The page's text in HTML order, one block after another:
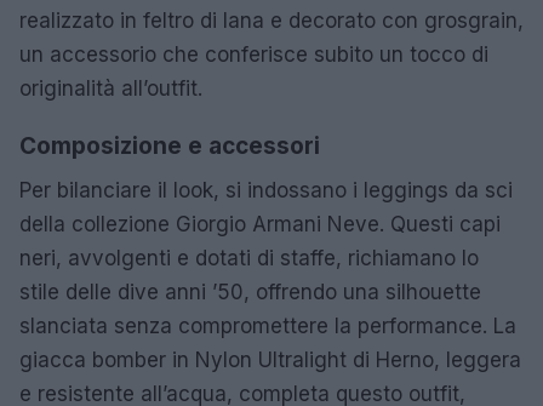
realizzato in feltro di lana e decorato con grosgrain,
un accessorio che conferisce subito un tocco di
originalità all’outfit.
Composizione e accessori
Per bilanciare il look, si indossano i leggings da sci
della collezione Giorgio Armani Neve. Questi capi
neri, avvolgenti e dotati di staffe, richiamano lo
stile delle dive anni ’50, offrendo una silhouette
slanciata senza compromettere la performance. La
giacca bomber in Nylon Ultralight di Herno, leggera
e resistente all’acqua, completa questo outfit,